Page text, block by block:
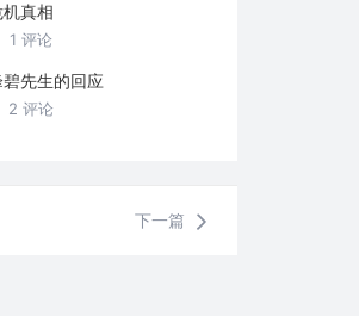
真相
1 评论
先生的回应
2 评论
下一篇